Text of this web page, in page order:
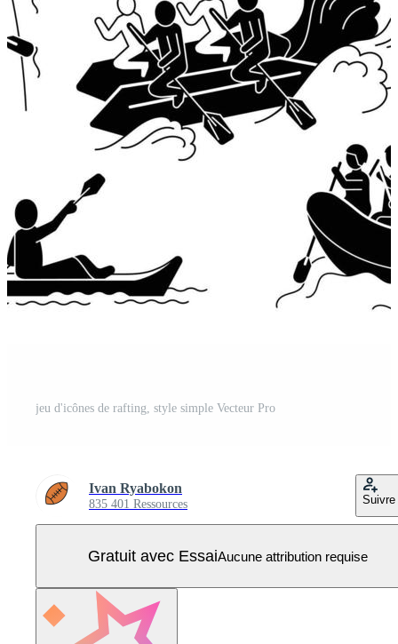
jeu d'icônes de rafting, style simple Vecteur Pro
Ivan Ryabokon
835 401 Ressources Suivre
Gratuit avec EssaiAucune attribution requise